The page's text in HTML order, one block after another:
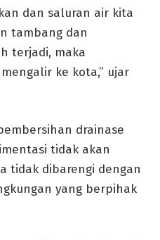
dan saluran air kita
tambang dan
terjadi, maka
ke kota,” ujar
drainase
tidak akan
tidak dibarengi dengan
yang berpihak